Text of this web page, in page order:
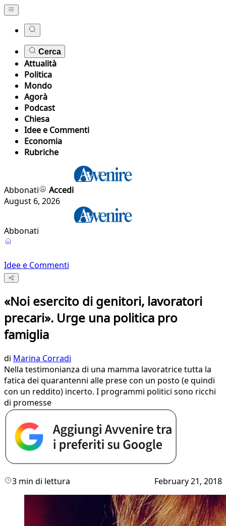
Cerca
Attualità
Politica
Mondo
Agorà
Podcast
Chiesa
Idee e Commenti
Economia
Rubriche
Abbonati
Accedi
August 6, 2026
Abbonati
Idee e Commenti
«Noi esercito di genitori, lavoratori
precari». Urge una politica pro
famiglia
di Marina Corradi
Nella testimonianza di una mamma lavoratrice tutta la
fatica dei quarantenni alle prese con un posto (e quindi
con un reddito) incerto. I programmi politici sono ricchi
di promesse
3 min di lettura February 21, 2018